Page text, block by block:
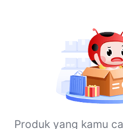
Produk yang kamu